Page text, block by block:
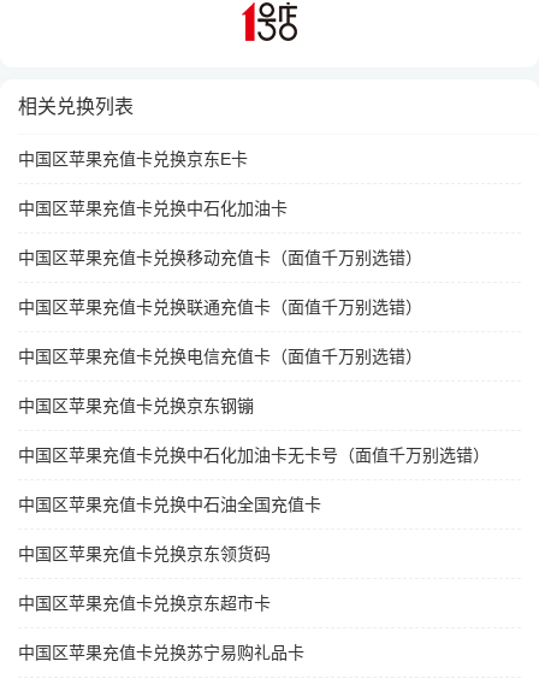
相关兑换列表
中国区苹果充值卡兑换京东E卡
中国区苹果充值卡兑换中石化加油卡
中国区苹果充值卡兑换移动充值卡（面值千万别选错）
中国区苹果充值卡兑换联通充值卡（面值千万别选错）
中国区苹果充值卡兑换电信充值卡（面值千万别选错）
中国区苹果充值卡兑换京东钢镚
中国区苹果充值卡兑换中石化加油卡无卡号（面值千万别选错）
中国区苹果充值卡兑换中石油全国充值卡
中国区苹果充值卡兑换京东领货码
中国区苹果充值卡兑换京东超市卡
中国区苹果充值卡兑换苏宁易购礼品卡